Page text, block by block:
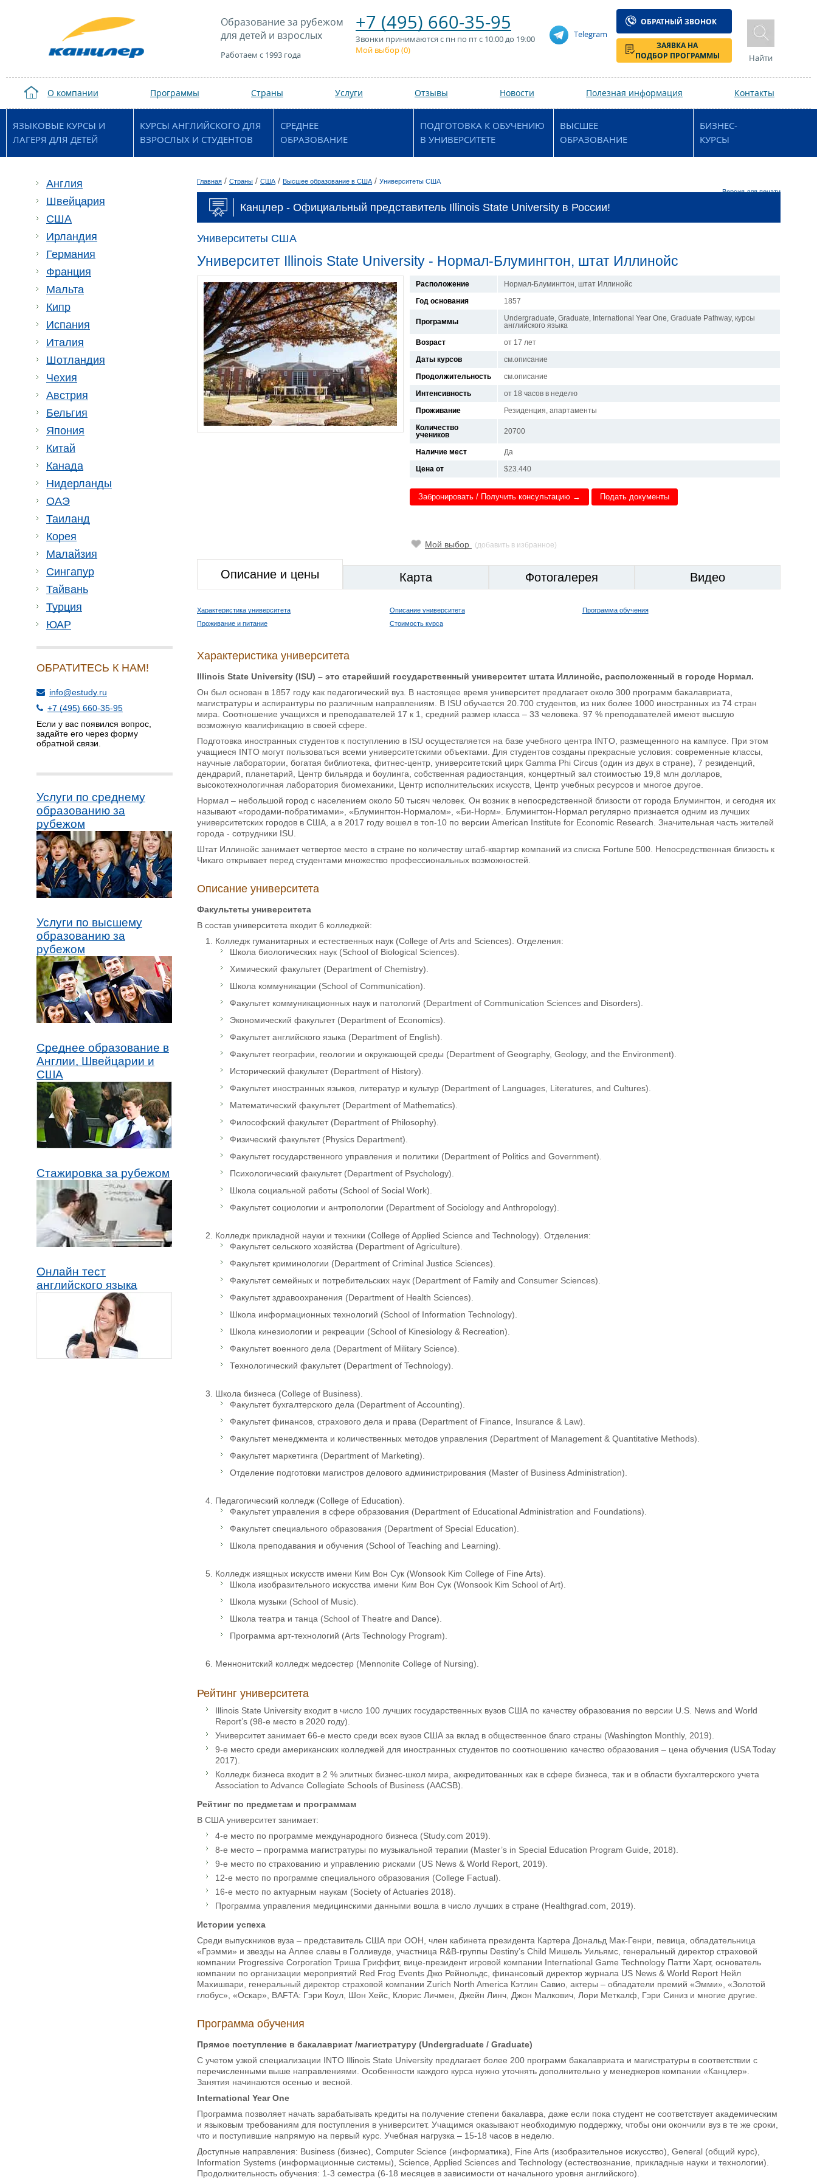
Образование за рубежом
для детей и взрослых
Работаем с 1993 года
+7 (495) 660-35-95
Звонки принимаются с пн по пт с 10:00 до 19:00
Мой выбор (0)
Telegram
ОБРАТНЫЙ ЗВОНОК
ЗАЯВКА НА
ПОДБОР ПРОГРАММЫ
Найти
О компании Программы Страны Услуги Отзывы Новости Полезная информация Контакты
ЯЗЫКОВЫЕ КУРСЫ И
ЛАГЕРЯ ДЛЯ ДЕТЕЙ
КУРСЫ АНГЛИЙСКОГО ДЛЯ
ВЗРОСЛЫХ И СТУДЕНТОВ
СРЕДНЕЕ
ОБРАЗОВАНИЕ
ПОДГОТОВКА К ОБУЧЕНИЮ
В УНИВЕРСИТЕТЕ
ВЫСШЕЕ
ОБРАЗОВАНИЕ
БИЗНЕС-
КУРСЫ
Англия
Швейцария
США
Ирландия
Германия
Франция
Мальта
Кипр
Испания
Италия
Шотландия
Чехия
Австрия
Бельгия
Япония
Китай
Канада
Нидерланды
ОАЭ
Таиланд
Корея
Малайзия
Сингапур
Тайвань
Турция
ЮАР
ОБРАТИТЕСЬ К НАМ!
info@estudy.ru
+7 (495) 660-35-95
Если у вас появился вопрос,
задайте его через форму
обратной связи.
Услуги по среднему
образованию за
рубежом
Услуги по высшему
образованию за
рубежом
Среднее образование в
Англии, Швейцарии и
США
Стажировка за рубежом
Онлайн тест
английского языка
Главная / Страны / США / Высшее образование в США / Университеты США
Версия для печати
Канцлер - Официальный представитель Illinois State University в России!
Университеты США
Университет Illinois State University - Нормал-Блумингтон, штат Иллинойс
Расположение
Нормал-Блумингтон, штат Иллинойс
Год основания
1857
Программы
Undergraduate, Graduate, International Year One, Graduate Pathway, курсы
английского языка
Возраст
от 17 лет
Даты курсов
см.описание
Продолжительность
см.описание
Интенсивность
от 18 часов в неделю
Проживание
Резиденция, апартаменты
Количество
учеников
20700
Наличие мест
Да
Цена от
$23.440
Забронировать / Получить консультацию → Подать документы
Мой выбор (добавить в избранное)
Описание и цены Карта Фотогалерея Видео
Характеристика университета Описание университета
Программа обучения
Проживание и питание
Стоимость курса
Характеристика университета
Illinois State University (ISU) – это старейший государственный университет штата Иллинойс, расположенный в городе Нормал.
Он был основан в 1857 году как педагогический вуз. В настоящее время университет предлагает около 300 программ бакалавриата,
магистратуры и аспирантуры по различным направлениям. В ISU обучается 20.700 студентов, из них более 1000 иностранных из 74 стран
мира. Соотношение учащихся и преподавателей 17 к 1, средний размер класса – 33 человека. 97 % преподавателей имеют высшую
возможную квалификацию в своей сфере.
Подготовка иностранных студентов к поступлению в ISU осуществляется на базе учебного центра INTO, размещенного на кампусе. При этом
учащиеся INTO могут пользоваться всеми университетскими объектами. Для студентов созданы прекрасные условия: современные классы,
научные лаборатории, богатая библиотека, фитнес-центр, университетский цирк Gamma Phi Circus (один из двух в стране), 7 резиденций,
дендрарий, планетарий, Центр бильярда и боулинга, собственная радиостанция, концертный зал стоимостью 19,8 млн долларов,
высокотехнологичная лаборатория биомеханики, Центр исполнительских искусств, Центр учебных ресурсов и многое другое.
Нормал – небольшой город с населением около 50 тысяч человек. Он возник в непосредственной близости от города Блумингтон, и сегодня их
называют «городами-побратимами», «Блумингтон-Нормалом», «Би-Норм». Блумингтон-Нормал регулярно признается одним из лучших
университетских городов в США, а в 2017 году вошел в топ-10 по версии American Institute for Economic Research. Значительная часть жителей
города - сотрудники ISU.
Штат Иллинойс занимает четвертое место в стране по количеству штаб-квартир компаний из списка Fortune 500. Непосредственная близость к
Чикаго открывает перед студентами множество профессиональных возможностей.
Описание университета
Факультеты университета
В состав университета входит 6 колледжей:
Колледж гуманитарных и естественных наук (College of Arts and Sciences). Отделения:
Школа биологических наук (School of Biological Sciences).
Химический факультет (Department of Chemistry).
Школа коммуникации (School of Communication).
Факультет коммуникационных наук и патологий (Department of Communication Sciences and Disorders).
Экономический факультет (Department of Economics).
Факультет английского языка (Department of English).
Факультет географии, геологии и окружающей среды (Department of Geography, Geology, and the Environment).
Исторический факультет (Department of History).
Факультет иностранных языков, литератур и культур (Department of Languages, Literatures, and Cultures).
Математический факультет (Department of Mathematics).
Философский факультет (Department of Philosophy).
Физический факультет (Physics Department).
Факультет государственного управления и политики (Department of Politics and Government).
Психологический факультет (Department of Psychology).
Школа социальной работы (School of Social Work).
Факультет социологии и антропологии (Department of Sociology and Anthropology).
Колледж прикладной науки и техники (College of Applied Science and Technology). Отделения:
Факультет сельского хозяйства (Department of Agriculture).
Факультет криминологии (Department of Criminal Justice Sciences).
Факультет семейных и потребительских наук (Department of Family and Consumer Sciences).
Факультет здравоохранения (Department of Health Sciences).
Школа информационных технологий (School of Information Technology).
Школа кинезиологии и рекреации (School of Kinesiology & Recreation).
Факультет военного дела (Department of Military Science).
Технологический факультет (Department of Technology).
Школа бизнеса (College of Business).
Факультет бухгалтерского дела (Department of Accounting).
Факультет финансов, страхового дела и права (Department of Finance, Insurance & Law).
Факультет менеджмента и количественных методов управления (Department of Management & Quantitative Methods).
Факультет маркетинга (Department of Marketing).
Отделение подготовки магистров делового администрирования (Master of Business Administration).
Педагогический колледж (College of Education).
Факультет управления в сфере образования (Department of Educational Administration and Foundations).
Факультет специального образования (Department of Special Education).
Школа преподавания и обучения (School of Teaching and Learning).
Колледж изящных искусств имени Ким Вон Сук (Wonsook Kim College of Fine Arts).
Школа изобразительного искусства имени Ким Вон Сук (Wonsook Kim School of Art).
Школа музыки (School of Music).
Школа театра и танца (School of Theatre and Dance).
Программа арт-технологий (Arts Technology Program).
Меннонитский колледж медсестер (Mennonite College of Nursing).
Рейтинг университета
Illinois State University входит в число 100 лучших государственных вузов США по качеству образования по версии U.S. News and World
Report’s (98-е место в 2020 году).
Университет занимает 66-е место среди всех вузов США за вклад в общественное благо страны (Washington Monthly, 2019).
9-е место среди американских колледжей для иностранных студентов по соотношению качество образования – цена обучения (USA Today
2017).
Колледж бизнеса входит в 2 % элитных бизнес-школ мира, аккредитованных как в сфере бизнеса, так и в области бухгалтерского учета
Association to Advance Collegiate Schools of Business (AACSB).
Рейтинг по предметам и программам
В США университет занимает:
4-е место по программе международного бизнеса (Study.com 2019).
8-е место – программа магистратуры по музыкальной терапии (Master’s in Special Education Program Guide, 2018).
9-е место по страхованию и управлению рисками (US News & World Report, 2019).
12-е место по программе специального образования (College Factual).
16-е место по актуарным наукам (Society of Actuaries 2018).
Программа управления медицинскими данными вошла в число лучших в стране (Healthgrad.com, 2019).
Истории успеха
Среди выпускников вуза – представитель США при ООН, член кабинета президента Картера Дональд Мак-Генри, певица, обладательница
«Грэмми» и звезды на Аллее славы в Голливуде, участница R&B-группы Destiny’s Child Мишель Уильямс, генеральный директор страховой
компании Progressive Corporation Триша Гриффит, вице-президент игровой компании International Game Technology Патти Харт, основатель
компании по организации мероприятий Red Frog Events Джо Рейнольдс, финансовый директор журнала US News & World Report Нейл
Махишвари, генеральный директор страховой компании Zurich North America Кэтлин Савио, актеры – обладатели премий «Эмми», «Золотой
глобус», «Оскар», BAFTA: Гэри Коул, Шон Хейс, Клорис Личмен, Джейн Линч, Джон Малкович, Лори Меткалф, Гэри Синиз и многие другие.
Программа обучения
Прямое поступление в бакалавриат /магистратуру (Undergraduate / Graduate)
С учетом узкой специализации INTO Illinois State University предлагает более 200 программ бакалавриата и магистратуры в соответствии с
перечисленными выше направлениями. Особенности каждого курса нужно уточнять дополнительно у менеджеров компании «Канцлер».
Занятия начинаются осенью и весной.
International Year One
Программа позволяет начать зарабатывать кредиты на получение степени бакалавра, даже если пока студент не соответствует академическим
и языковым требованиям для поступления в университет. Учащимся оказывают необходимую поддержку, чтобы они окончили вуз в те же сроки,
что и поступившие напрямую на первый курс. Учебная нагрузка – 15-18 часов в неделю.
Доступные направления: Business (бизнес), Computer Science (информатика), Fine Arts (изобразительное искусство), General (общий курс),
Information Systems (информационные системы), Science, Applied Sciences and Technology (естествознание, прикладные науки и технологии).
Продолжительность обучения: 1-3 семестра (6-18 месяцев в зависимости от начального уровня английского).